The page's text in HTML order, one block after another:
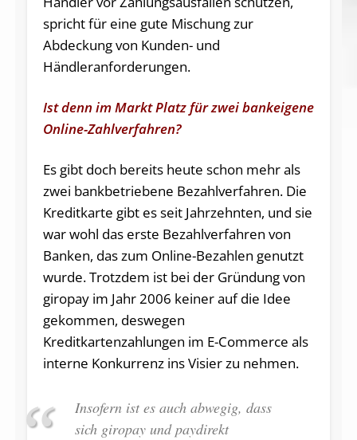
spricht für eine gute Mischung zur
Abdeckung von Kunden- und
Händleranforderungen.
Ist denn im Markt Platz für zwei bankeigene
Online-Zahlverfahren?
Es gibt doch bereits heute schon mehr als
zwei bankbetriebene Bezahlverfahren. Die
Kreditkarte gibt es seit Jahrzehnten, und sie
war wohl das erste Bezahlverfahren von
Banken, das zum Online-Bezahlen genutzt
wurde. Trotzdem ist bei der Gründung von
giropay im Jahr 2006 keiner auf die Idee
gekommen, deswegen
Kreditkartenzahlungen im E-Commerce als
interne Konkurrenz ins Visier zu nehmen.
Insofern ist es auch abwegig, dass
sich giropay und paydirekt